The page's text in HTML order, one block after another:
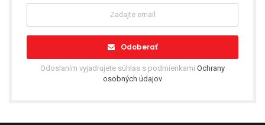
Odoberať
Odoslaním vyjadrujete súhlas s podmienkami Ochrany
osobných údajov